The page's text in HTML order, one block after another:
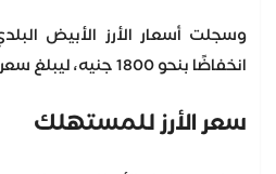
انخفاضًا بنحو 1800 جنيه، ليبلغ سعر الطن 27,200 جنيه.
سعر الأرز للمستهلك